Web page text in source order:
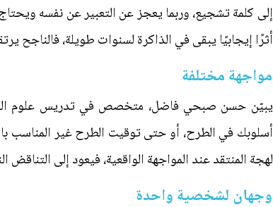
إلى كلمة تشجيع، وربما يعجز عن التعبير عن نفسه
أثرًا إيجابيًا يبقى في الذاكرة لسنوات طويلة، فالناجح
مواجهة مختلفة
يبيّن حسن صبحي فاضل، متخصص في تدريس علوم
أسلوبك في الطرح، أو حتى توقيت الطرح غير المناسب
لهجة المنتقد عند المواجهة الواقعية، فيعود إلى
وجهان لشخصية واحدة